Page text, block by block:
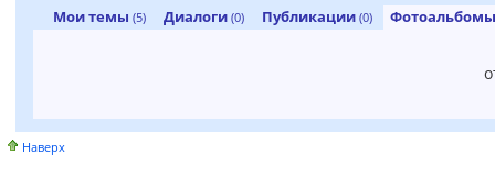
Мои темы (5) Диалоги (0) Публикации (0)
Наверх